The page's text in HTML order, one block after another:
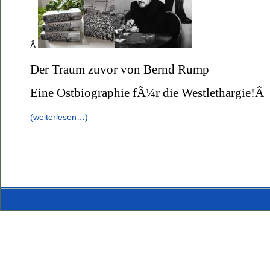
Â
Der Traum zuvor von Bernd Rump
Eine Ostbiographie fÃ¼r die Westlethargie!Â
(weiterlesen…)